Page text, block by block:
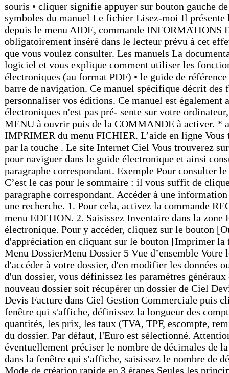
. Le site Internet Ciel Vous trouverez
pour naviguer dans le guide électronique et ainsi
paragraphe correspondant. Exemple Pour consulter
C’est le cas pour le sommaire : il vous suffit de
paragraphe correspondant. Accéder à une
une recherche. 1. Pour cela, activez la commande
menu EDITION. 2. Saisissez Inventaire dans la
électronique. Pour y accéder, cliquez sur le bouton
d'appréciation en cliquant sur le bouton [Imprimer la
Menu DossierMenu Dossier 5 Vue d’ensemble
d'accéder à votre dossier, d'en modifier les données